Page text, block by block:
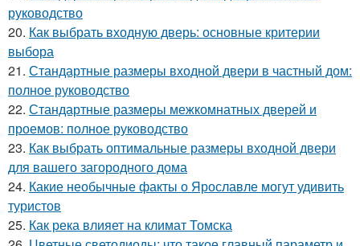
руководство
20. Как выбрать входную дверь: основные критерии
выбора
21. Стандартные размеры входной двери в частный дом:
полное руководство
22. Стандартные размеры межкомнатных дверей и
проемов: полное руководство
23. Как выбрать оптимальные размеры входной двери
для вашего загородного дома
24. Какие необычные факты о Ярославле могут удивить
туристов
25. Как река влияет на климат Томска